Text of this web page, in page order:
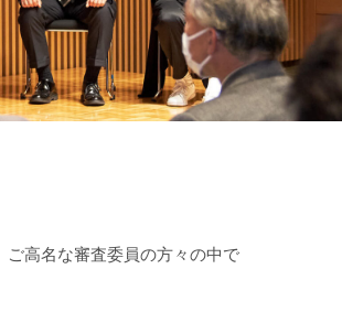
ご高名な審査委員の方々の中で